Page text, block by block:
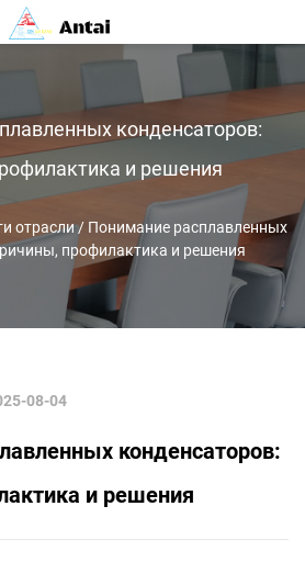
конденсаторов:
и решения
отрасли/ Понимание расплавленных
профилактика и решения
08-04
конденсаторов:
и решения